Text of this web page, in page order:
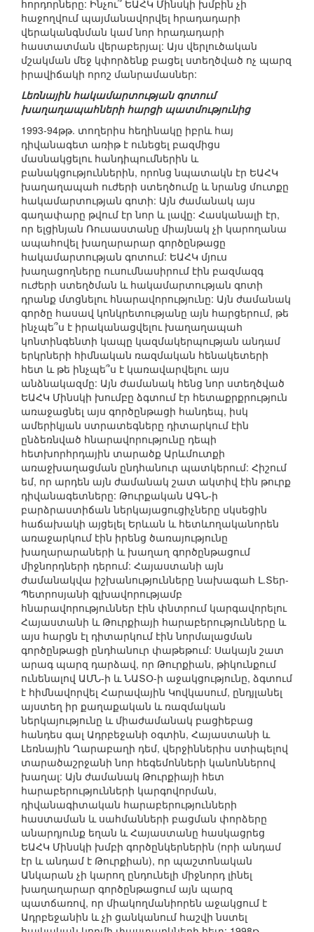
հորդորները: Ինչու՞ ԵԱՀԿ Մինսկի խմբին չի
հաջողվում պայմանավորվել հրադադարի
վերականգնման կամ նոր հրադադարի
հաստատման վերաբերյալ: Այս վերլուծական
մշակման մեջ կփորձենք բացել ստեղծված ոչ պարզ
իրավիճակի որոշ մանրամասներ:
Լեռնային հակամարտության գոտում
խաղաղապահների հարցի պատմությունից
1993-94թթ. տողերիս հեղինակը իբրև հայ
դիվանագետ առիթ է ունեցել բազմիցս
մասնակցելու հանդիպումներին և
բանակցություններին, որոնց նպատակն էր ԵԱՀԿ
խաղաղապահ ուժերի ստեղծումը և նրանց մուտքը
հակամարտության գոտի: Այն ժամանակ այս
գաղափարը թվում էր նոր և լավը: Հասկանալի էր,
որ ելցինյան Ռուսաստանը միայնակ չի կարողանա
ապահովել խաղարարար գործընթացը
հակամարտության գոտում: ԵԱՀԿ մյուս
խաղացողները ուսումնասիրում էին բազմազգ
ուժերի ստեղծման և հակամարտության գոտի
դրանք մտցնելու հնարավորությունը: Այն ժամանակ
գործը հասավ կոնկրետությանը այն հարցերում, թե
ինչպե՞ս է իրականացվելու խաղաղապահ
կոնտինգենտի կապը կազմակերպության անդամ
երկրների հիմնական ռազմական հենակետերի
հետ և թե ինչպե՞ս է կառավարվելու այս
անձնակազմը: Այն ժամանակ հենց նոր ստեղծված
ԵԱՀԿ Մինսկի խումբը ձգտում էր հետաքրքրություն
առաջացնել այս գործընթացի հանդեպ, իսկ
ամերիկյան ստրատեգները դիտարկում էին
ընձեռնված հնարավորությունը դեպի
հետխորհրդային տարածք Արևմուտքի
առաջխաղացման ընդհանուր պատկերում: Հիշում
եմ, որ արդեն այն ժամանակ շատ ակտիվ էին թուրք
դիվանագետները: Թուրքական ԱԳՆ-ի
բարձրաստիճան ներկայացուցիչները սկսեցին
հաճախակի այցելել Երևան և հետևողականորեն
առաջարկում էին իրենց ծառայությունը
խաղարարաների և խաղաղ գործընթացում
միջնորդների դերում: Հայաստանի այն
ժամանակվա իշխանությունները նախագահ Լ.Տեր-
Պետրոսյանի գլխավորությամբ
հնարավորություններ էին փնտրում կարգավորելու
Հայաստանի և Թուրքիայի հարաբերությունները և
այս հարցն էլ դիտարկում էին նորմալացման
գործընթացի ընդհանուր փաթեթում: Սակայն շատ
արագ պարզ դարձավ, որ Թուրքիան, թիկունքում
ունենալով ԱՄՆ-ի և ՆԱՏՕ-ի աջակցությունը, ձգտում
է հիմնավորվել Հարավային Կովկասում, ընդյլանել
այստեղ իր քաղաքական և ռազմական
ներկայությունը և միաժամանակ բացիեբաց
հանդես գալ Ադրբեջանի օգտին, Հայաստանի և
Լեռնային Ղարաբաղի դեմ, վերջիններիս ստիպելով
տարածաշրջանի նոր հեգեմոնների կանոններով
խաղալ: Այն ժամանակ Թուրքիայի հետ
հարաբերությունների կարգովորման,
դիվանագիտական հարաբերությունների
հաստաման և սահմանների բացման փորձերը
անարդյունք եղան և Հայաստանը հասկացրեց
ԵԱՀԿ Մինսկի խմբի գործընկերներին (որի անդամ
էր և անդամ է Թուրքիան), որ պաշտոնական
Անկարան չի կարող ընդունելի միջնորդ լինել
խաղաղարար գործընթացում այն պարզ
պատճառով, որ միակողմանիորեն աջակցում է
Ադրբեջանին և չի ցանկանում հաշվի նստել